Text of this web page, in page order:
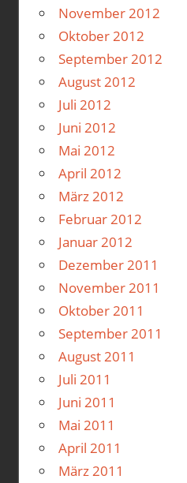
November 2012
Oktober 2012
September 2012
August 2012
Juli 2012
Juni 2012
Mai 2012
April 2012
März 2012
Februar 2012
Januar 2012
Dezember 2011
November 2011
Oktober 2011
September 2011
August 2011
Juli 2011
Juni 2011
Mai 2011
April 2011
März 2011